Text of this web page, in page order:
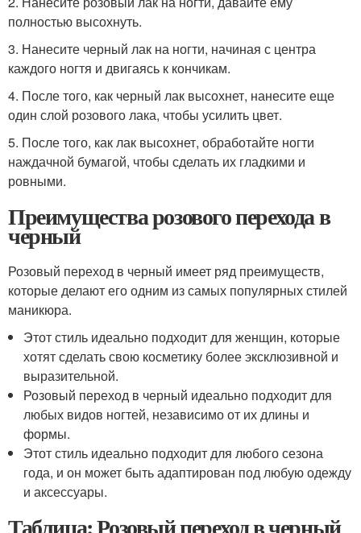
полностью высохнуть.
3. Нанесите черный лак на ногти, начиная с центра
каждого ногтя и двигаясь к кончикам.
4. После того, как черный лак высохнет, нанесите еще
один слой розового лака, чтобы усилить цвет.
5. После того, как лак высохнет, обработайте ногти
наждачной бумагой, чтобы сделать их гладкими и
ровными.
Преимущества розового перехода в
черный
Розовый переход в черный имеет ряд преимуществ,
которые делают его одним из самых популярных стилей
маникюра.
Этот стиль идеально подходит для женщин, которые
хотят сделать свою косметику более эксклюзивной и
выразительной.
Розовый переход в черный идеально подходит для
любых видов ногтей, независимо от их длины и
формы.
Этот стиль идеально подходит для любого сезона
года, и он может быть адаптирован под любую одежду
и аксессуары.